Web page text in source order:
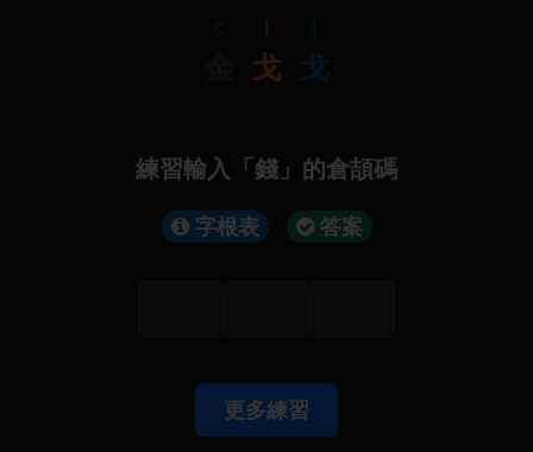
i
戈
i
戈
練習輸入「錢」的倉頡碼
字根表 答案
更多練習